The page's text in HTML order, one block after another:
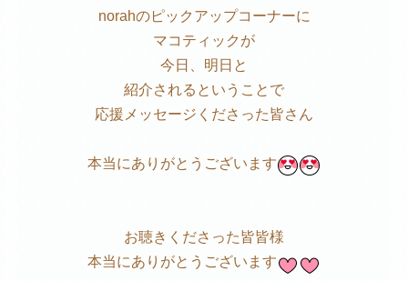
norahのピックアップコーナーに
マコティックが
今日、明日と
紹介されるということで
応援メッセージくださった皆さん
本当にありがとうございます
お聴きくださった皆皆様
本当にありがとうございます